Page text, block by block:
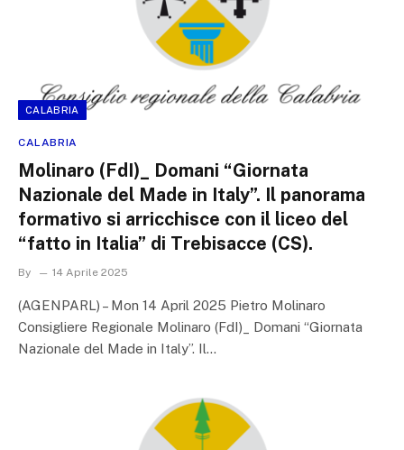
CALABRIA
CALABRIA
Molinaro (FdI)_ Domani “Giornata
Nazionale del Made in Italy”. Il panorama
formativo si arricchisce con il liceo del
“fatto in Italia” di Trebisacce (CS).
By 14 Aprile 2025
(AGENPARL) – Mon 14 April 2025 Pietro Molinaro
Consigliere Regionale Molinaro (FdI)_ Domani “Giornata
Nazionale del Made in Italy”. Il…